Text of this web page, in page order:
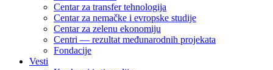
Centar za transfer tehnologija
Centar za nemačke i evropske studije
Centar za zelenu ekonomiju
Centri — rezultat međunarodnih projekata
Fondacije
Vesti